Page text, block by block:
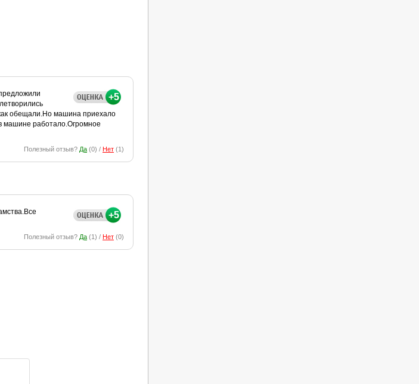
+5
обещали.Но машина приехало
машине работало.Огромное
Полезный отзыв? Да (0) / Нет (1)
+5
Полезный отзыв? Да (1) / Нет (0)